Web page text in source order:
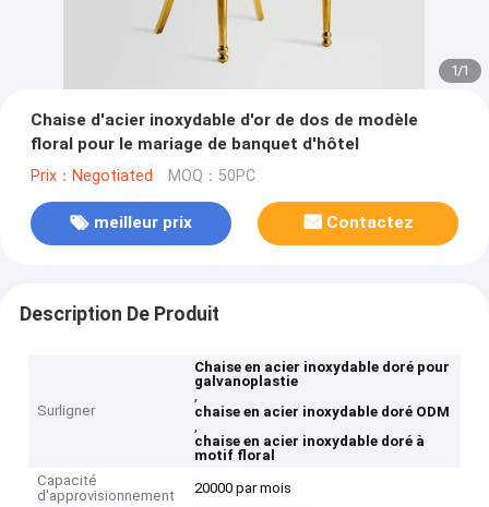
1/1
Chaise d'acier inoxydable d'or de dos de modèle
floral pour le mariage de banquet d'hôtel
Prix：Negotiated MOQ：50PC
meilleur prix Contactez
Description De Produit
Surligner
Chaise en acier inoxydable doré pour
galvanoplastie
,
chaise en acier inoxydable doré ODM
,
chaise en acier inoxydable doré à
motif floral
Capacité
d'approvisionnement
20000 par mois